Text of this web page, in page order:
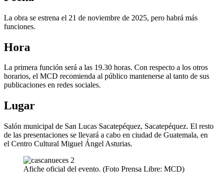
La obra se estrena el 21 de noviembre de 2025, pero habrá más
funciones.
Hora
La primera función será a las 19.30 horas. Con respecto a los otros
horarios, el MCD recomienda al público mantenerse al tanto de sus
publicaciones en redes sociales.
Lugar
Salón municipal de San Lucas Sacatepéquez, Sacatepéquez. El resto
de las presentaciones se llevará a cabo en ciudad de Guatemala, en
el Centro Cultural Miguel Ángel Asturias.
Afiche oficial del evento. (Foto Prensa Libre: MCD)